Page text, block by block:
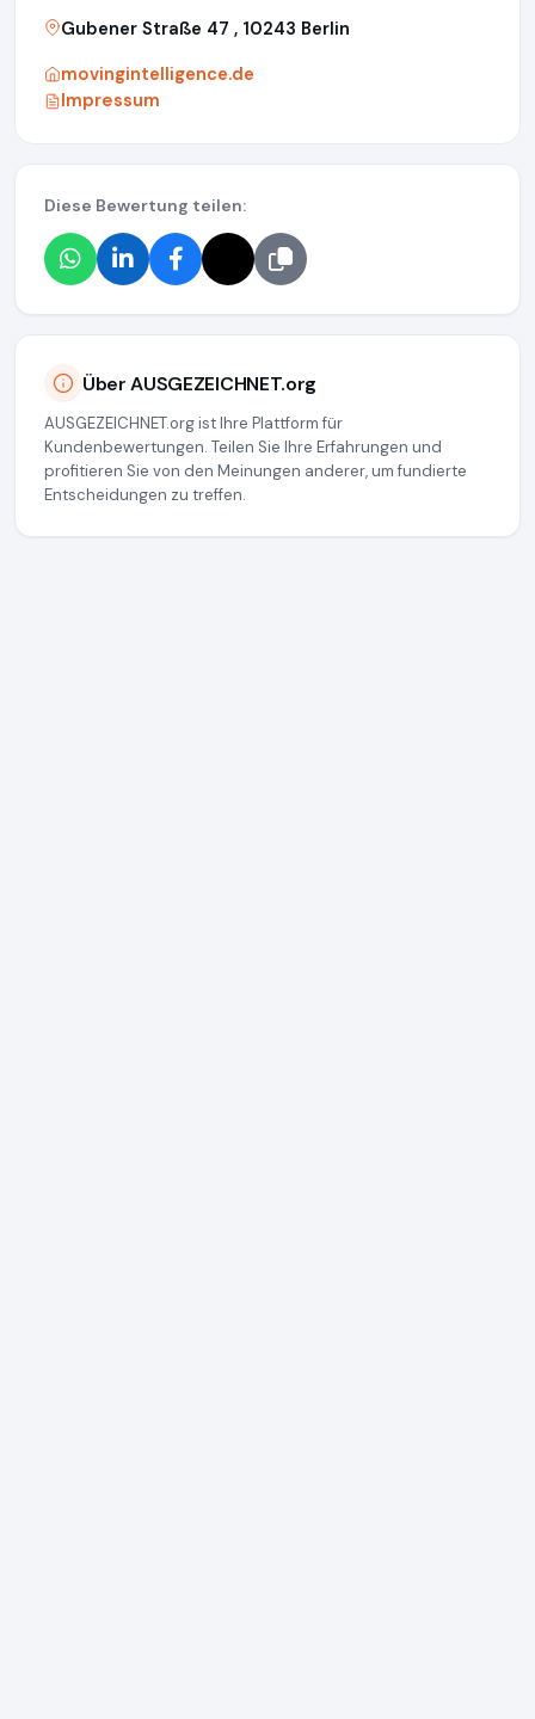
Gubener Straße 47 , 10243 Berlin
movingintelligence.de
Impressum
Diese Bewertung teilen:
Über AUSGEZEICHNET.org
AUSGEZEICHNET.org ist Ihre Plattform für
Kundenbewertungen. Teilen Sie Ihre Erfahrungen und
profitieren Sie von den Meinungen anderer, um fundierte
Entscheidungen zu treffen.